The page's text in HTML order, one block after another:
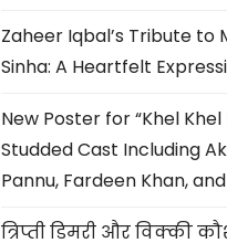
Zaheer Iqbal’s Tribute to
Sinha: A Heartfelt
New Poster for “Khel
Studded Cast Including
Pannu, Fardeen Khan,
त्रिप्ती डिमरी और विक्की